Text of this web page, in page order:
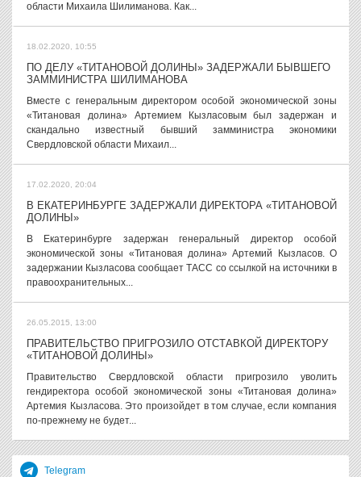
области Михаила Шилиманова. Как...
18.02.2020, 10:55
ПО ДЕЛУ «ТИТАНОВОЙ ДОЛИНЫ» ЗАДЕРЖАЛИ БЫВШЕГО
ЗАММИНИСТРА ШИЛИМАНОВА
Вместе с генеральным директором особой экономической зоны
«Титановая долина» Артемием Кызласовым был задержан и
скандально известный бывший замминистра экономики
Свердловской области Михаил...
17.02.2020, 20:04
В ЕКАТЕРИНБУРГЕ ЗАДЕРЖАЛИ ДИРЕКТОРА «ТИТАНОВОЙ
ДОЛИНЫ»
В Екатеринбурге задержан генеральный директор особой
экономической зоны «Титановая долина» Артемий Кызласов. О
задержании Кызласова сообщает ТАСС со ссылкой на источники в
правоохранительных...
26.05.2015, 13:00
ПРАВИТЕЛЬСТВО ПРИГРОЗИЛО ОТСТАВКОЙ ДИРЕКТОРУ
«ТИТАНОВОЙ ДОЛИНЫ»
Правительство Свердловской области пригрозило уволить
гендиректора особой экономической зоны «Титановая долина»
Артемия Кызласова. Это произойдет в том случае, если компания
по-прежнему не будет...
Telegram